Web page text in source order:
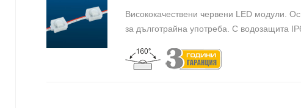
Висококачествени червени LED модули.
за дълготрайна употреба. С водозащита